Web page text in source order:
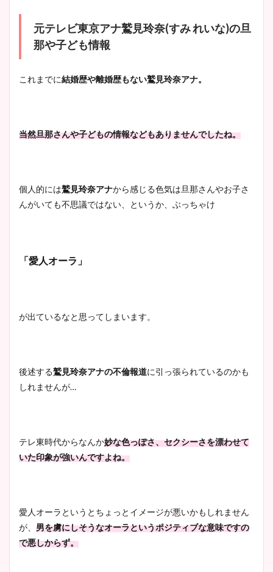
元テレビ東京アナ鷲見玲奈(すみ れいな)の旦
那や子ども情報
これまでに結婚歴や離婚歴もない鷲見玲奈アナ。
当然旦那さんや子どもの情報などもありませんでしたね。
個人的には鷲見玲奈アナから感じる色気は旦那さんやお子さ
んがいても不思議ではない、というか、ぶっちゃけ
「愛人オーラ」
が出ているなと思ってしまいます。
後述する鷲見玲奈アナの不倫報道に引っ張られているのかも
しれませんが…
テレ東時代からなんか妙な色っぽさ、セクシーさを漂わせて
いた印象が強いんですよね。
愛人オーラというとちょっとイメージが悪いかもしれません
が、 男を虜にしそうなオーラというポジティブな意味ですの
で悪しからず。